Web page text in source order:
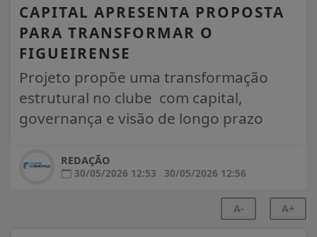
CAPITAL APRESENTA PROPOSTA
PARA TRANSFORMAR O
FIGUEIRENSE
Projeto propõe uma transformação
estrutural no clube com capital,
governança e visão de longo prazo
REDAÇÃO
30/05/2026 12:53
30/05/2026 12:56
A- A+